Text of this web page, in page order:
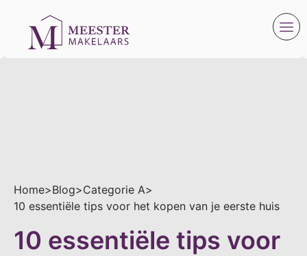
Home>Blog>Categorie A>
10 essentiële tips voor het kopen van je eerste huis
10 essentiële tips voor